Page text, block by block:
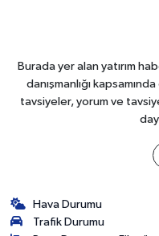
Burada yer alan yatırım
danışmanlığı
tavsiyeler, yorum ve
Hava Durumu
Trafik Durumu